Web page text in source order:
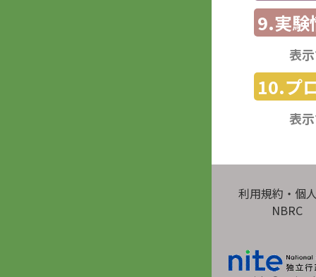
9.実験
表
10.プ
表
利用規約・個
NBRC